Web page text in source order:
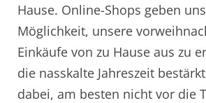
Hause. Online-Shops geben
Möglichkeit, unsere
Einkäufe von zu Hause aus zu
die nasskalte Jahreszeit
dabei, am besten nicht vor die